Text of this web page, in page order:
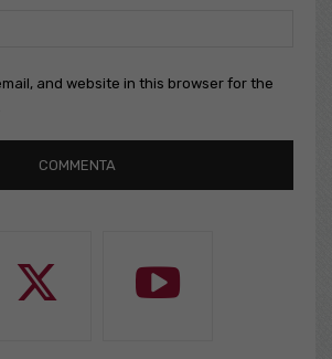
and website in this browser for the